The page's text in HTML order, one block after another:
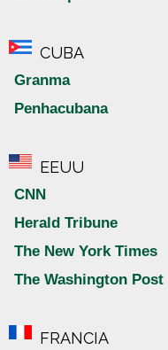
CUBA
Granma
Penhacubana
EEUU
CNN
Herald Tribune
The New York Times
The Washington Post
FRANCIA